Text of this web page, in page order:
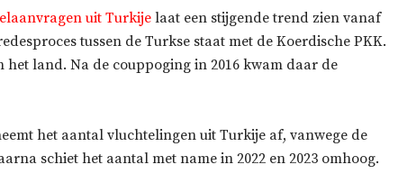
uit Turkijelaat een stijgende trend zien vanaf
tussen de Turkse staat met de Koerdische PKK.
land. Na de couppoging in 2016 kwam daar de
het aantal vluchtelingen uit Turkije af, vanwege de
schiet het aantal met name in 2022 en 2023 omhoog.